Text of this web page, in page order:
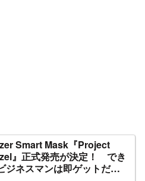
Smart Mask『Project
』正式発売が決定！ でき
ジネスマンは即ゲットだ